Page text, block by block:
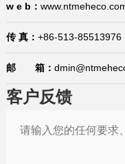
中国宣布对美国加税，
w e b：
传 真： +86-513-85513976
邮 箱：
客户反馈